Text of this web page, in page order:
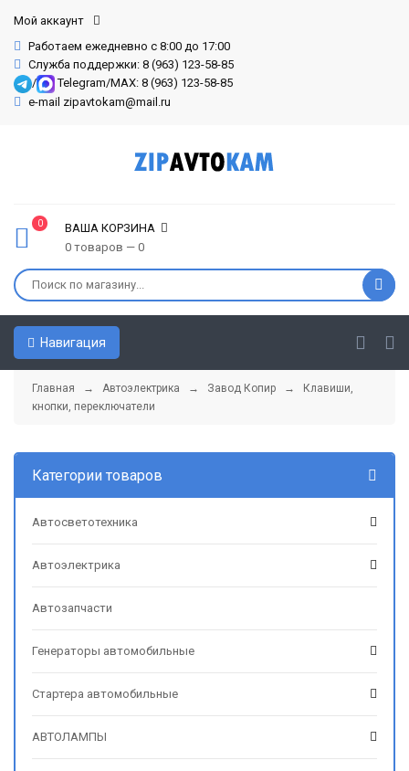
Мой аккаунт
Работаем ежедневно с 8:00 до 17:00
Служба поддержки: 8 (963) 123-58-85
/
Telegram/MAX: 8 (963) 123-58-85
e-mail zipavtokam@mail.ru
0
ВАША КОРЗИНА
0 товаров — 0
Навигация
Главная → Автоэлектрика → Завод Копир → Клавиши,
кнопки, переключатели
Категории товаров
Автосветотехника
Автоэлектрика
Автозапчасти
Генераторы автомобильные
Стартера автомобильные
АВТОЛАМПЫ